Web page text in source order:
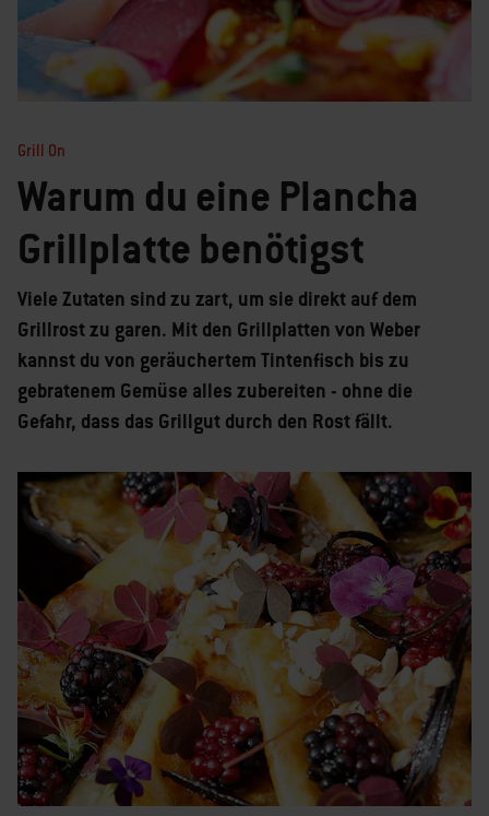
Grill On
Warum du eine Plancha
Grillplatte benötigst
Viele Zutaten sind zu zart, um sie direkt auf dem
Grillrost zu garen. Mit den Grillplatten von Weber
kannst du von geräuchertem Tintenfisch bis zu
gebratenem Gemüse alles zubereiten - ohne die
Gefahr, dass das Grillgut durch den Rost fällt.